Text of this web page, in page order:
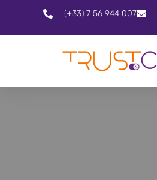
(+33) 7 56 944 007